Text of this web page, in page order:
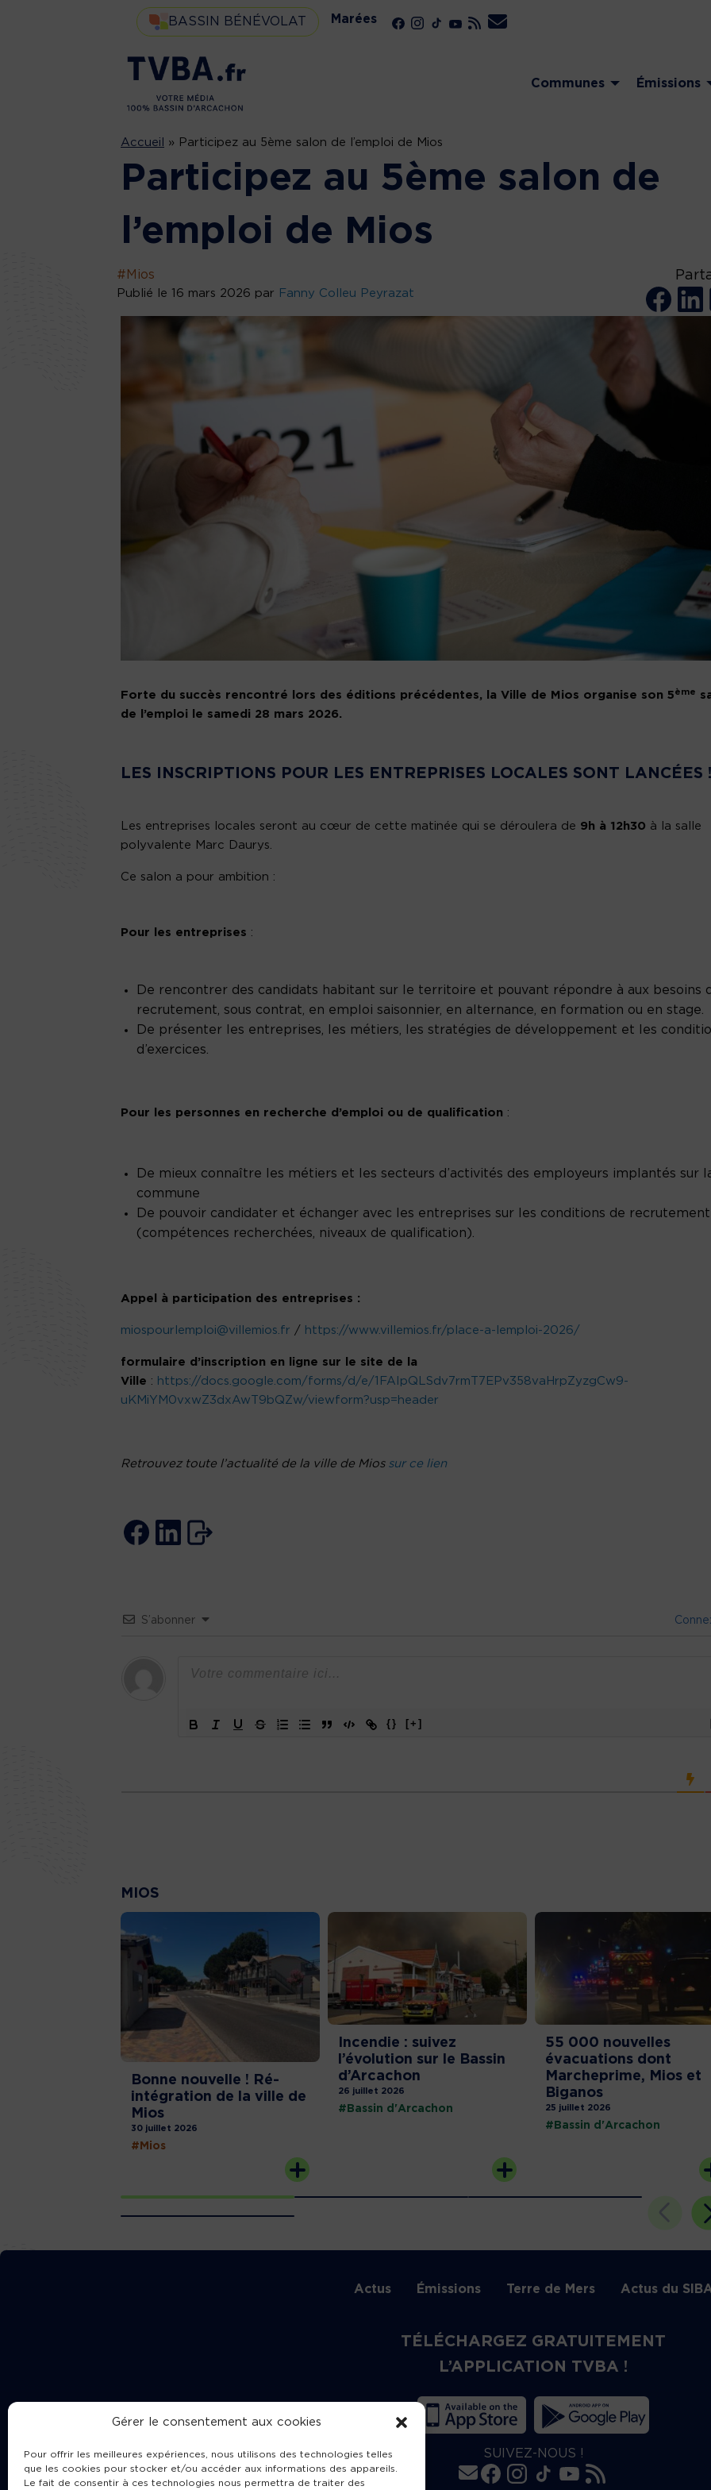
Gérer le consentement aux cookies
Pour offrir les meilleures expériences, nous utilisons des technologies telles
que les cookies pour stocker et/ou accéder aux informations des appareils.
Le fait de consentir à ces technologies nous permettra de traiter des
BASSIN BÉNÉVOLAT Marées
Communes Émissions
Accueil » Participez au 5ème salon de l’emploi de Mios
Participez au 5ème salon de
l’emploi de Mios
#Mios
Publié le 16 mars 2026 par Fanny Colleu Peyrazat
Forte du succès rencontré lors des éditions précédentes, la Ville de Mios organise son 5ème
de l’emploi le samedi 28 mars 2026.
LES INSCRIPTIONS POUR LES ENTREPRISES LOCALES SONT LANCÉES !
Les entreprises locales seront au cœur de cette matinée qui se déroulera de 9h à 12h30 à la salle
polyvalente Marc Daurys.
Ce salon a pour ambition :
Pour les entreprises :
De rencontrer des candidats habitant sur le territoire et pouvant répondre à aux besoins
recrutement, sous contrat, en emploi saisonnier, en alternance, en formation ou en stage.
De présenter les entreprises, les métiers, les stratégies de développement et les
d’exercices.
Pour les personnes en recherche d’emploi ou de qualification :
De mieux connaître les métiers et les secteurs d’activités des employeurs implantés sur
commune
De pouvoir candidater et échanger avec les entreprises sur les conditions de recrutement
(compétences recherchées, niveaux de qualification).
Appel à participation des entreprises :
miospourlemploi@villemios.fr / https://www.villemios.fr/place-a-lemploi-2026/
formulaire d’inscription en ligne sur le site de la
Ville : https://docs.google.com/forms/d/e/1FAIpQLSdv7rmT7EPv358vaHrpZyzgCw9-
uKMiYM0vxwZ3dxAwT9bQZw/viewform?usp=header
Retrouvez toute l’actualité de la ville de Mios sur ce lien
S’abonner
{} [+]
MIOS
Bonne nouvelle ! Ré-
intégration de la ville de
Mios
30 juillet 2026
#Mios
Incendie : suivez
l’évolution sur le Bassin
d’Arcachon
26 juillet 2026
#Bassin d'Arcachon
55 000 nouvelles
évacuations dont
Marcheprime, Mios et
Biganos
25 juillet 2026
#Bassin d'Arcachon
Actus Émissions Terre de Mers Actus du
TÉLÉCHARGEZ GRATUITEMENT
L’APPLICATION TVBA !
SUIVEZ-NOUS !